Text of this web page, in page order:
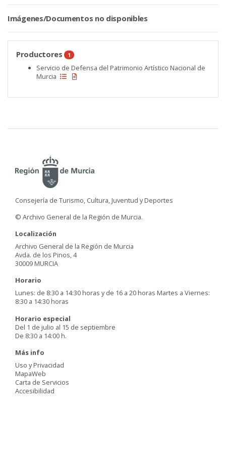
Imágenes/Documentos no disponibles
Productores 1
Servicio de Defensa del Patrimonio Artístico Nacional de
Murcia
Consejería de Turismo, Cultura, Juventud y Deportes
© Archivo General de la Región de Murcia.
Localización
Archivo General de la Región de Murcia
Avda. de los Pinos, 4
30009 MURCIA
Horario
Lunes: de 8:30 a 14:30 horas y de 16 a 20 horas Martes a Viernes:
8:30 a 14:30 horas
Horario especial
Del 1 de julio al 15 de septiembre
De 8:30 a 14:00 h.
Más info
Uso y Privacidad
MapaWeb
Carta de Servicios
Accesibilidad